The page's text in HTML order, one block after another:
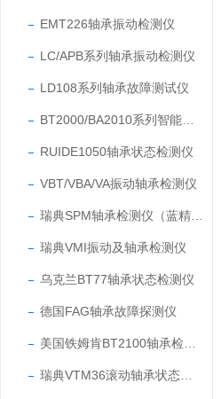
EMT226轴承振动检测仪
LC/APB系列轴承振动检测仪
LD108系列轴承故障测试仪
RUIDE1050轴承状态检测仪
VBT/VBA/VA振动轴承检测仪
瑞典VMI振动及轴承检测仪
乌克兰BT77轴承状态检测仪
德国FAG轴承故障探测仪